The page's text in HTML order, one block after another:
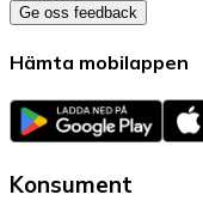
Ge oss feedback
Hämta mobilappen
Konsument